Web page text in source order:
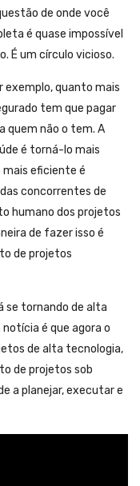
de onde você
é quase impossível
É um círculo vicioso.
exemplo, quanto mais
tem que pagar
quem não o tem. A
é torná-lo mais
eficiente é
concorrentes de
humano dos projetos
de fazer isso é
de projetos
se tornando de alta
é que agora o
de alta tecnologia,
de projetos sob
a planejar, executar e